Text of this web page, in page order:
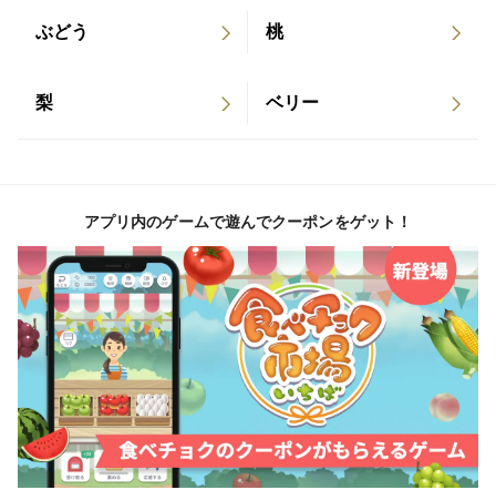
ぶどう 桃
梨 ベリー
アプリ内のゲームで遊んでクーポンをゲット！